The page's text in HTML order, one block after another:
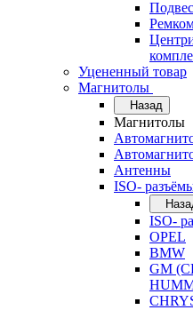
Уцененный товар
Магнитолы
Назад
Магнитолы
Антенны
ISO-
ISO-
OPEL
BMW
GM